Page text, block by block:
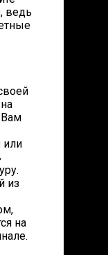
ведь
Вам
из
на